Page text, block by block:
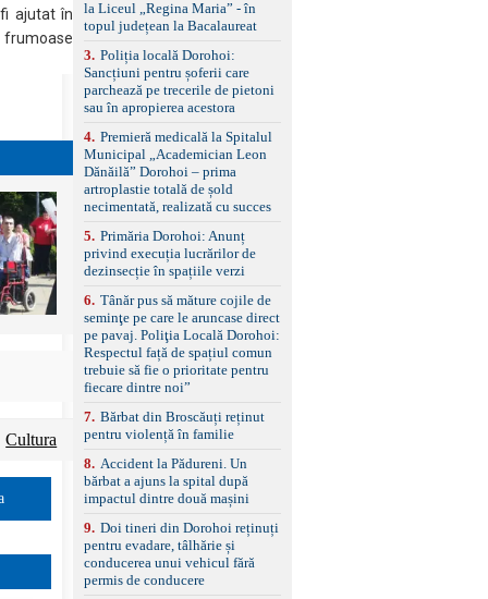
ajutat în
frumoase
Cultura
împreună cu un set de
anvelope de iarnă.
la Liceul „Regina Maria” - în
topul județean la Bacalaureat
3. Poliția locală Dorohoi:
Sancțiuni pentru șoferii care
parchează pe trecerile de pietoni
sau în apropierea acestora
4. Premieră medicală la Spitalul
Municipal „Academician Leon
Dănăilă” Dorohoi – prima
artroplastie totală de șold
necimentată, realizată cu succes
5. Primăria Dorohoi: Anunț
privind execuția lucrărilor de
dezinsecție în spațiile verzi
6. Tânăr pus să măture cojile de
seminţe pe care le aruncase direct
pe pavaj. Poliţia Locală Dorohoi:
Respectul față de spațiul comun
trebuie să fie o prioritate pentru
fiecare dintre noi”
7. Bărbat din Broscăuți reținut
pentru violență în familie
8. Accident la Pădureni. Un
bărbat a ajuns la spital după
impactul dintre două mașini
9. Doi tineri din Dorohoi reținuți
pentru evadare, tâlhărie și
conducerea unui vehicul fără
permis de conducere